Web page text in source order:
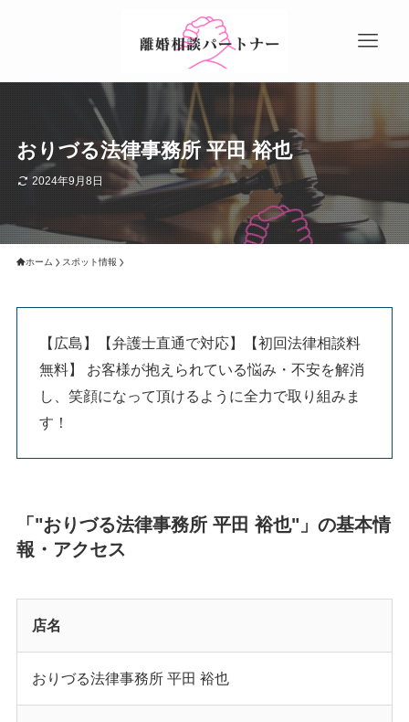
おりづる法律事務所 平田 裕也
2024年9月8日
ホーム スポット情報
【広島】【弁護士直通で対応】【初回法律相談料
無料】 お客様が抱えられている悩み・不安を解消
し、笑顔になって頂けるように全力で取り組みま
す！
「"おりづる法律事務所 平田 裕也"」の基本情
報・アクセス
店名
おりづる法律事務所 平田 裕也